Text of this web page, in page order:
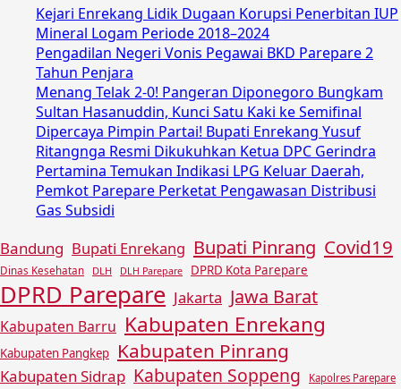
Kejari Enrekang Lidik Dugaan Korupsi Penerbitan IUP
Mineral Logam Periode 2018–2024
Pengadilan Negeri Vonis Pegawai BKD Parepare 2
Tahun Penjara
Menang Telak 2-0! Pangeran Diponegoro Bungkam
Sultan Hasanuddin, Kunci Satu Kaki ke Semifinal
Dipercaya Pimpin Partai! Bupati Enrekang Yusuf
Ritangnga Resmi Dikukuhkan Ketua DPC Gerindra
Pertamina Temukan Indikasi LPG Keluar Daerah,
Pemkot Parepare Perketat Pengawasan Distribusi
Gas Subsidi
Bandung Bupati Enrekang Bupati Pinrang Covid19
Dinas Kesehatan DLH DLH Parepare DPRD Kota Parepare
DPRD Parepare Jakarta Jawa Barat
Kabupaten Barru Kabupaten Enrekang
Kabupaten Pangkep Kabupaten Pinrang
Kabupaten Sidrap Kabupaten Soppeng
Kapolres Parepare